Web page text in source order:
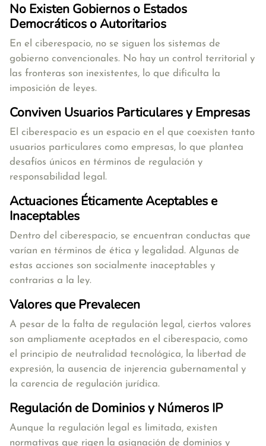
No Existen Gobiernos o Estados
Democráticos o Autoritarios
En el ciberespacio, no se siguen los sistemas de
gobierno convencionales. No hay un control territorial y
las fronteras son inexistentes, lo que dificulta la
imposición de leyes.
Conviven Usuarios Particulares y Empresas
El ciberespacio es un espacio en el que coexisten tanto
usuarios particulares como empresas, lo que plantea
desafíos únicos en términos de regulación y
responsabilidad legal.
Actuaciones Éticamente Aceptables e
Inaceptables
Dentro del ciberespacio, se encuentran conductas que
varían en términos de ética y legalidad. Algunas de
estas acciones son socialmente inaceptables y
contrarias a la ley.
Valores que Prevalecen
A pesar de la falta de regulación legal, ciertos valores
son ampliamente aceptados en el ciberespacio, como
el principio de neutralidad tecnológica, la libertad de
expresión, la ausencia de injerencia gubernamental y
la carencia de regulación jurídica.
Regulación de Dominios y Números IP
Aunque la regulación legal es limitada, existen
normativas que rigen la asignación de dominios y